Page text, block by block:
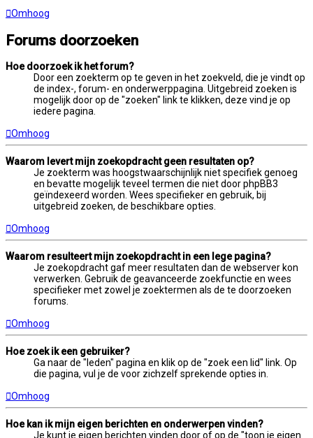
Omhoog
Forums doorzoeken
Hoe doorzoek ik het forum?
Door een zoekterm op te geven in het zoekveld, die je vindt op
de index-, forum- en onderwerppagina. Uitgebreid zoeken is
mogelijk door op de "zoeken" link te klikken, deze vind je op
iedere pagina.
Omhoog
Waarom levert mijn zoekopdracht geen resultaten op?
Je zoekterm was hoogstwaarschijnlijk niet specifiek genoeg
en bevatte mogelijk teveel termen die niet door phpBB3
geïndexeerd worden. Wees specifieker en gebruik, bij
uitgebreid zoeken, de beschikbare opties.
Omhoog
Waarom resulteert mijn zoekopdracht in een lege pagina?
Je zoekopdracht gaf meer resultaten dan de webserver kon
verwerken. Gebruik de geavanceerde zoekfunctie en wees
specifieker met zowel je zoektermen als de te doorzoeken
forums.
Omhoog
Hoe zoek ik een gebruiker?
Ga naar de "leden" pagina en klik op de "zoek een lid" link. Op
die pagina, vul je de voor zichzelf sprekende opties in.
Omhoog
Hoe kan ik mijn eigen berichten en onderwerpen vinden?
Je kunt je eigen berichten vinden door of op de "toon je eigen